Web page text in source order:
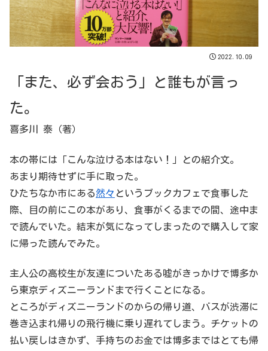
2022.10.09
「また、必ず会おう」と誰もが言っ
た。
喜多川 泰（著）
本の帯には「こんな泣ける本はない！」との紹介文。
あまり期待せずに手に取った。
ひたちなか市にある然々 というブックカフェで食事した
際、目の前にこの本があり、食事がくるまでの間、途中ま
で読んでいた。結末が気になってしまったので購入して家
に帰った読んでみた。
主人公の高校生が友達についたある嘘がきっかけで博多か
ら東京ディズニーランドまで行くことになる。
ところがディズニーランドのからの帰り道、バスが渋滞に
巻き込まれ帰りの飛行機に乗り遅れてしまう。チケットの
払い戻しはきかず、手持ちのお金では博多まではとても帰